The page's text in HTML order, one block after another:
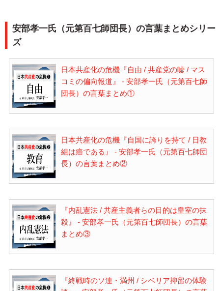
安部孝一氏（元第百七師団長）の言葉まとめシリー
ズ
日本共産化の危機『自由 / 共産党の嘘 / マス
コミの偏向報道』 - 安部孝一氏（元第百七師
団長）の言葉まとめ①
日本共産化の危機『自国に誇りを持て / 日教
組は癌である』 - 安部孝一氏（元第百七師団
長）の言葉まとめ②
『内乱憲法 / 共産主義者らの目的は皇室の抹
殺』 - 安部孝一氏（元第百七師団長）の言葉
まとめ③
『終戦時のソ連・満州 / シベリア抑留の体験